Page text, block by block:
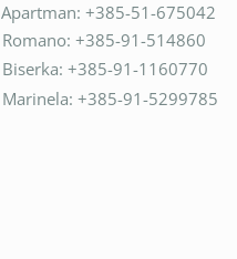
Apartman: +385-51-675042
Romano: +385-91-514860
Biserka: +385-91-1160770
Marinela: +385-91-5299785